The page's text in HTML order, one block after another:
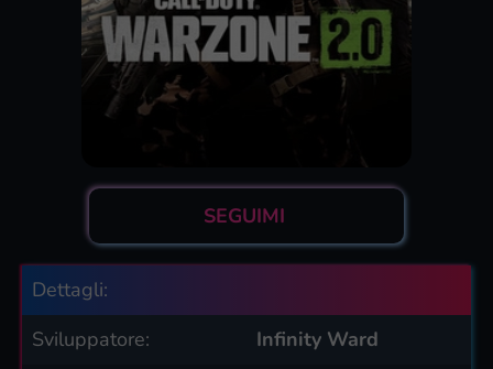
SEGUIMI
Dettagli:
Sviluppatore:
Infinity Ward